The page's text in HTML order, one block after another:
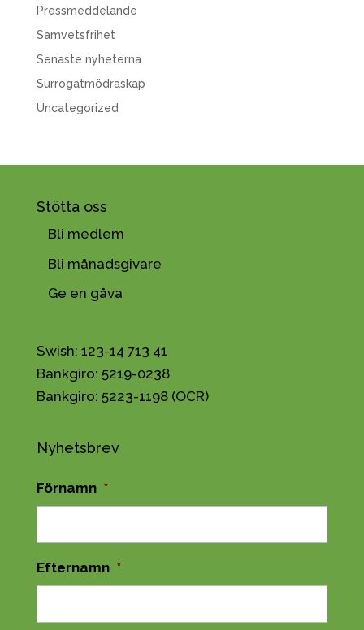
Pressmeddelande
Samvetsfrihet
Senaste nyheterna
Surrogatmödraskap
Uncategorized
Stötta oss
Bli medlem
Bli månadsgivare
Ge en gåva
Swish: 123-14 713 41
Bankgiro: 5219-0238
Bankgiro: 5223-1198 (OCR)
Nyhetsbrev
Förnamn *
Efternamn *